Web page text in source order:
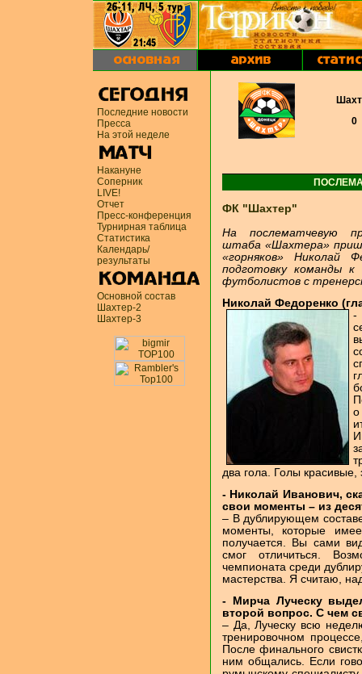
Последние новости
Пресса
На этой неделе
Накануне
Соперник
LIVE!
Отчет
Пресс-конференция
Турнирная таблица
Статистика
Календарь/
результаты
Основной состав
Шахтер-2
Шахтер-3
0
ФК "Шахтер"
На послематчевую
штаба «Шахтера»
«горняков» Николай
подготовку команды
футболистов с
Николай Федоренко
-
о
два гола. Голы красивые,
- Николай Иванович,
свои моменты – из
– В дублирующем
моменты, которые
получается. Вы сами
смог отличиться.
чемпионата среди
мастерства. Я считаю,
- Мирча Луческу
второй вопрос. С чем
– Да, Луческу всю
тренировочном
После финального
ним общались. Если